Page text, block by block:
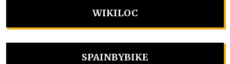
WIKILOC
SPAINBYBIKE